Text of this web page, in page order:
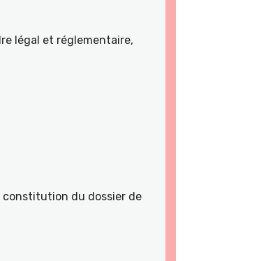
légal et réglementaire,
constitution du dossier de